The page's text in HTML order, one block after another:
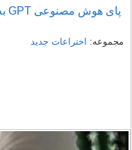
پای هوش مصنوعی GPT به دوربین‌های امنیتی باز شد
مجموعه: اختراعات جدید